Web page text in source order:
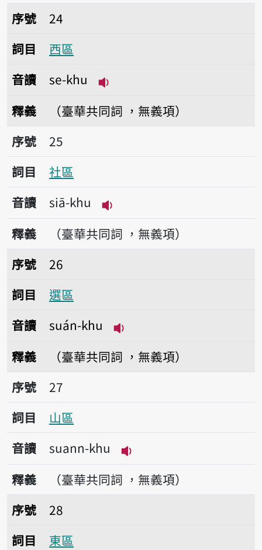
序號24西區
序號
24
詞目
西區
音讀
se-khu
釋義
（臺華共同詞 ，無義項）
序號25社區
序號
25
詞目
社區
音讀
siā-khu
播放音讀siā-khu
釋義
（臺華共同詞 ，無義項）
序號26選區
序號
26
詞目
選區
音讀
suán-khu
釋義
（臺華共同詞 ，無義項）
序號27山區
序號
27
詞目
山區
音讀
suann-khu
播放音讀suann-khu
釋義
（臺華共同詞 ，無義項）
序號28東區
序號
28
詞目
東區